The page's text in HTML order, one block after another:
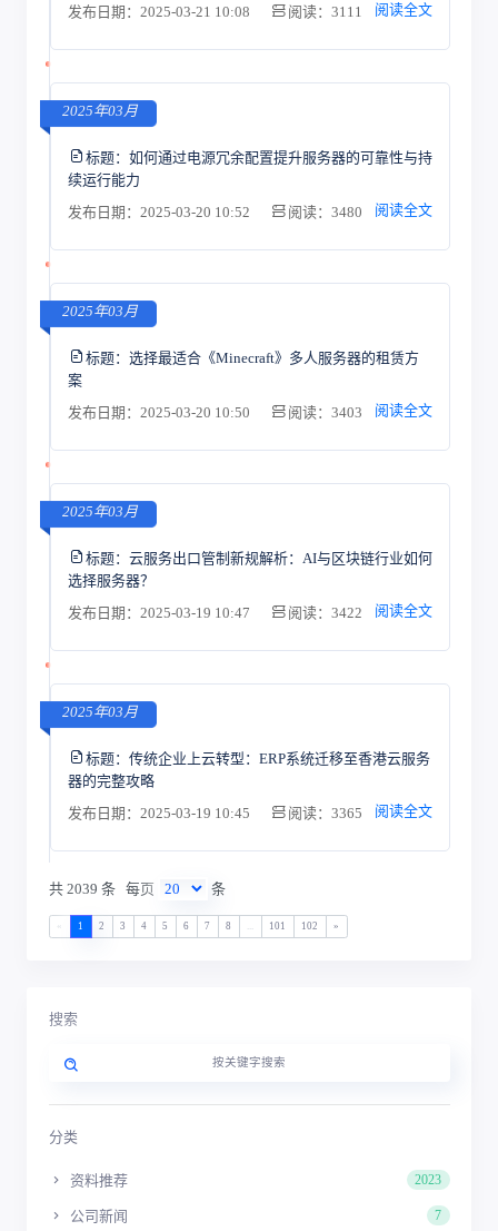
发布日期：2025-03-21 10:08
阅读：3111 阅读全文
2025年03月
标题： 如何通过电源冗余配置提升服务器的可靠性与持
续运行能力
发布日期：2025-03-20 10:52
阅读：3480 阅读全文
2025年03月
标题： 选择最适合《Minecraft》多人服务器的租赁方
案
发布日期：2025-03-20 10:50
阅读：3403 阅读全文
2025年03月
标题： 云服务出口管制新规解析：AI与区块链行业如何
选择服务器？
发布日期：2025-03-19 10:47
阅读：3422 阅读全文
2025年03月
标题： 传统企业上云转型：ERP系统迁移至香港云服务
器的完整攻略
发布日期：2025-03-19 10:45
阅读：3365 阅读全文
共 2039 条 每页 条
1 2 3 4 5 6 7 8 101 102 »
搜索
分类
资料推荐 2023
公司新闻 7